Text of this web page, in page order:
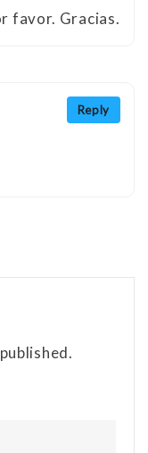
favor. Gracias.
Reply